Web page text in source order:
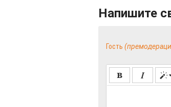
Напишите
Гость